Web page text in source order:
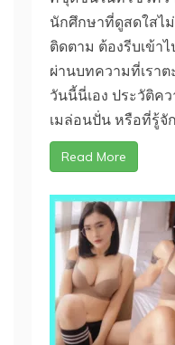
นักศึกษาที่ดูสดใสไ
ติดตาม ต้องรีบเข้า
ผ่านบทความที่เรา
วันนี้นี่เอง ประวัติค
เมล่อนปั่น หรือที่รู้จัก
Read More